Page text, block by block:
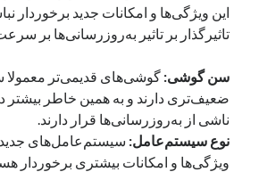
این ویژگی‌ها و امکانات جدید برخوردار
تاثیرگذار بر تاثیر به‌روزرسانی‌ها بر
سن گوشی: گوشی‌های قدیمی‌تر معمولا
ضعیف‌تری دارند و به همین خاطر
ناشی از به‌روزرسانی‌ها قرار دارند.
نوع سیستم‌عامل: سیستم‌عامل‌های
ویژگی‌ها و امکانات بیشتری برخوردار